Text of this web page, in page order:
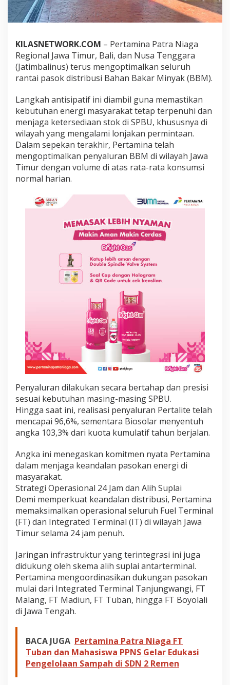
a
B
e
o
p
e
r
a
i
P
e
n
u
h
4
J
KILASNETWORK.COM – Pertamina Patra Niaga
Regional Jawa Timur, Bali, dan Nusa Tenggara
(Jatimbalinus) terus mengoptimalkan seluruh
rantai pasok distribusi Bahan Bakar Minyak (BBM).
Langkah antisipatif ini diambil guna memastikan
kebutuhan energi masyarakat tetap terpenuhi dan
menjaga ketersediaan stok di SPBU, khususnya di
wilayah yang mengalami lonjakan permintaan.
​Dalam sepekan terakhir, Pertamina telah
mengoptimalkan penyaluran BBM di wilayah Jawa
Timur dengan volume di atas rata-rata konsumsi
normal harian.
Penyaluran dilakukan secara bertahap dan presisi
sesuai kebutuhan masing-masing SPBU.
​Hingga saat ini, realisasi penyaluran Pertalite telah
mencapai 96,6%, sementara Biosolar menyentuh
angka 103,3% dari kuota kumulatif tahun berjalan.
Angka ini menegaskan komitmen nyata Pertamina
dalam menjaga keandalan pasokan energi di
masyarakat.
​Strategi Operasional 24 Jam dan Alih Suplai
​Demi memperkuat keandalan distribusi, Pertamina
memaksimalkan operasional seluruh Fuel Terminal
(FT) dan Integrated Terminal (IT) di wilayah Jawa
Timur selama 24 jam penuh.
Jaringan infrastruktur yang terintegrasi ini juga
didukung oleh skema alih suplai antarterminal.
​Pertamina mengoordinasikan dukungan pasokan
mulai dari Integrated Terminal Tanjungwangi, FT
Malang, FT Madiun, FT Tuban, hingga FT Boyolali
di Jawa Tengah.
BACA JUGA Pertamina Patra Niaga FT
Tuban dan Mahasiswa PPNS Gelar Edukasi
Pengelolaan Sampah di SDN 2 Remen